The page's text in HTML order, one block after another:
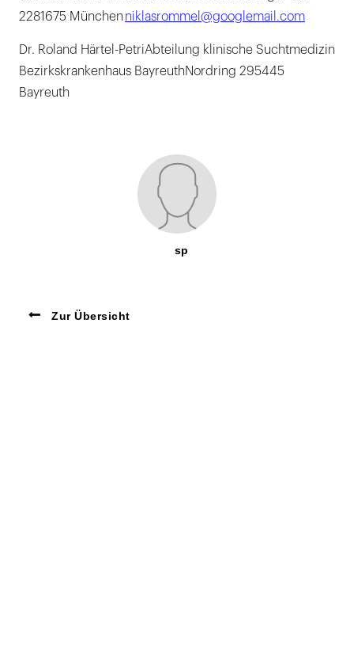
2281675 München niklasrommel@googlemail.com
Dr. Roland Härtel-PetriAbteilung klinische Suchtmedizin
Bezirkskrankenhaus BayreuthNordring 295445
Bayreuth
sp
Zur Übersicht